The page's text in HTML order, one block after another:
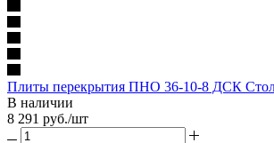
Плиты перекрытия ПНО 36-10-8 ДСК
В наличии
8 291 руб./шт